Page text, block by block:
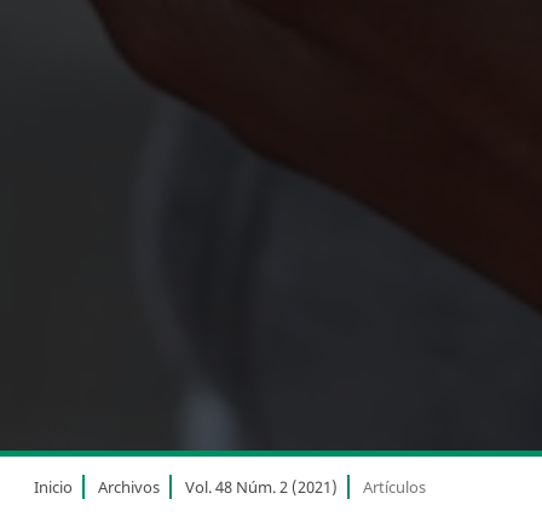
Inicio Archivos Vol. 48 Núm. 2 (2021) Artículos